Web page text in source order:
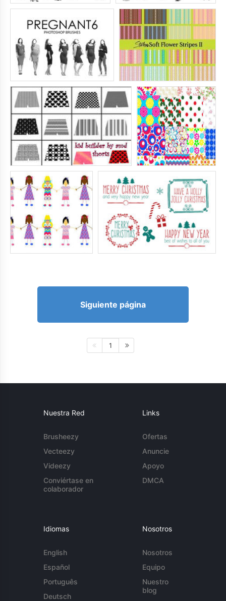
Siguiente página
1
Nuestra Red
Brusheezy
Vecteezy
Videezy
Conviértase en
colaborador
Links
Ofertas
Anuncie
Apoyo
DMCA
Idiomas
English
Español
Português
Deutsch
Nosotros
Nosotros
Equipo
Nuestro
blog